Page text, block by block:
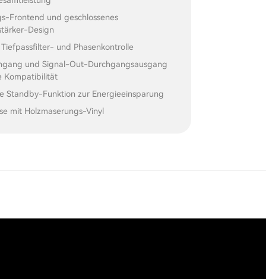
Frontend und geschlossenes
Design
und Phasenkontrolle
und Signal-Out-Durchgangsausgang
Kompatibilität
Standby-Funktion zur Energieeinsparung
mit Holzmaserungs-Vinyl